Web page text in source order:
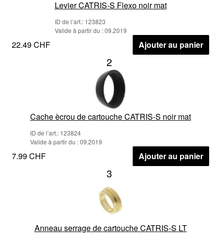
Levier CATRIS-S Flexo noir mat
ID de l’art.: 123823
Valide à partir du : 09.2019
22.49 CHF Ajouter au panier
2
Cache ècrou de cartouche CATRIS-S noir mat
ID de l’art.: 123824
Valide à partir du : 09.2019
7.99 CHF Ajouter au panier
3
Anneau serrage de cartouche CATRIS-S LT